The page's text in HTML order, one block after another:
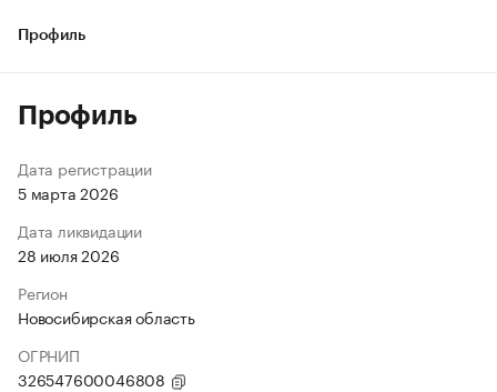
Профиль
Профиль
Дата регистрации
5 марта 2026
Дата ликвидации
28 июля 2026
Регион
Новосибирская область
ОГРНИП
326547600046808